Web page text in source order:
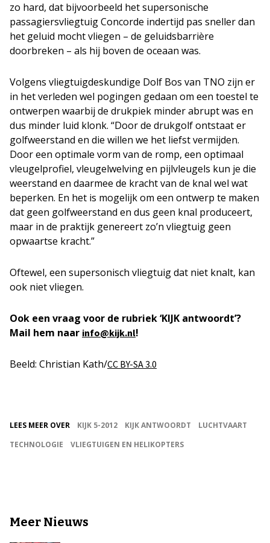
zo hard, dat bijvoorbeeld het supersonische
passagiersvliegtuig Concorde indertijd pas sneller dan
het geluid mocht vliegen – de geluidsbarrière
doorbreken – als hij boven de oceaan was.
Volgens vliegtuigdeskundige Dolf Bos van TNO zijn er
in het verleden wel pogingen gedaan om een toestel te
ontwerpen waarbij de drukpiek minder abrupt was en
dus minder luid klonk. “Door de drukgolf ontstaat er
golfweerstand en die willen we het liefst vermijden.
Door een optimale vorm van de romp, een optimaal
vleugelprofiel, vleugelwelving en pijlvleugels kun je die
weerstand en daarmee de kracht van de knal wel wat
beperken. En het is mogelijk om een ontwerp te maken
dat geen golfweerstand en dus geen knal produceert,
maar in de praktijk genereert zo’n vliegtuig geen
opwaartse kracht.”
Oftewel, een supersonisch vliegtuig dat niet knalt, kan
ook niet vliegen.
Ook een vraag voor de rubriek ‘KIJK antwoordt’?
Mail hem naar info@kijk.nl!
Beeld: Christian Kath/CC BY-SA 3.0
LEES MEER OVER KIJK 5-2012 KIJK ANTWOORDT
LUCHTVAART
TECHNOLOGIE
VLIEGTUIGEN EN HELIKOPTERS
Meer Nieuws